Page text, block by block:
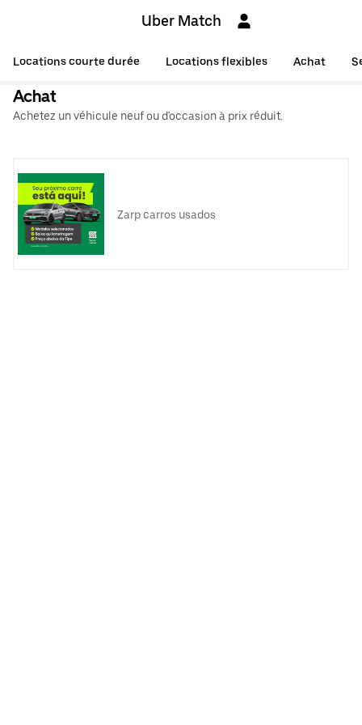
Uber Match
Locations courte durée Locations flexibles Achat
Achat
Achetez un véhicule neuf ou d'occasion à prix réduit.
Zarp carros usados